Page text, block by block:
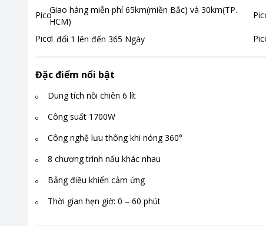
Giao hàng miễn phí 65km(miền Bắc) và 30km(TP.
HCM)
1 đổi 1 lên đến 365 Ngày
Đặc điểm nổi bật
Dung tích nồi chiên 6 lít
Công suất 1700W
Công nghệ lưu thông khi nóng 360°
8 chương trình nấu khác nhau
Bảng điều khiển cảm ứng
Thời gian hẹn giờ: 0 – 60 phút